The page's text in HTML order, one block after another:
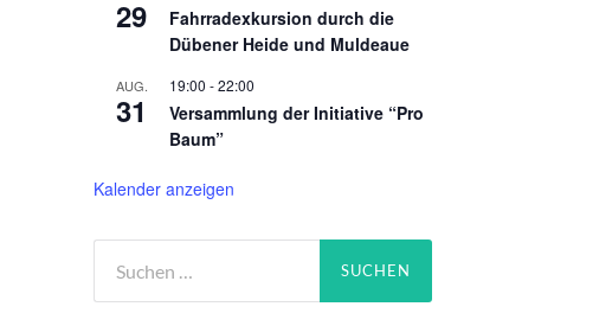
29
Fahrradexkursion durch die
Dübener Heide und Muldeaue
AUG.
31
19:00 -22:00
Versammlung der Initiative “Pro
Baum”
Kalender anzeigen
nach: